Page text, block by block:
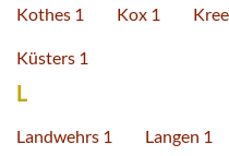
Kothes 1 Kox 1
Küsters 1
L
Landwehrs 1 Langen 1